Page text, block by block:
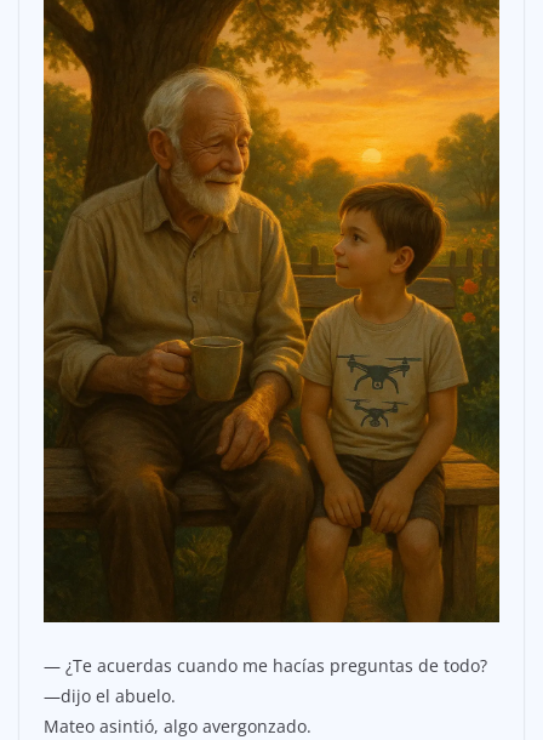
— ¿Te acuerdas cuando me hacías preguntas de todo?
—dijo el abuelo.
Mateo asintió, algo avergonzado.